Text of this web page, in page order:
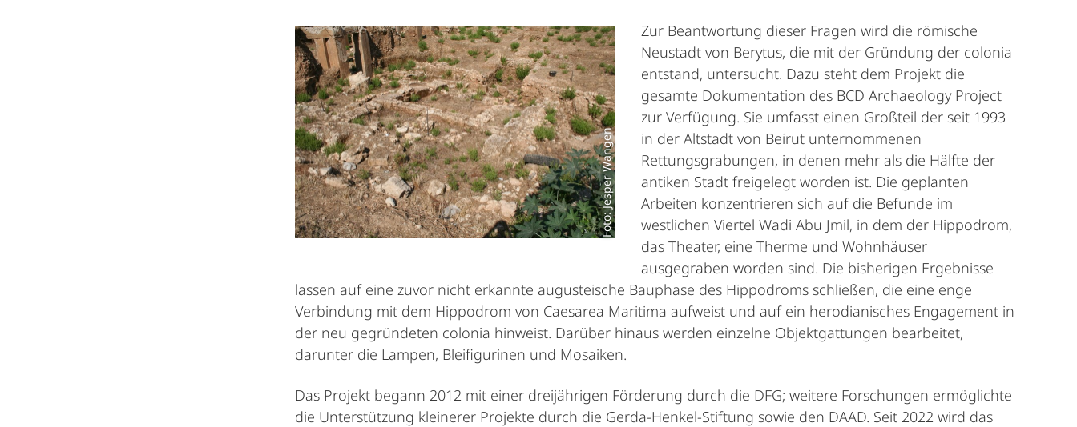
Foto: Jesper Wangen
Zur Beantwortung dieser Fragen wird die römische
Neustadt von Berytus, die mit der Gründung der colonia
entstand, untersucht. Dazu steht dem Projekt die
gesamte Dokumentation des BCD Archaeology Project
zur Verfügung. Sie umfasst einen Großteil der seit 1993
in der Altstadt von Beirut unternommenen
Rettungsgrabungen, in denen mehr als die Hälfte der
antiken Stadt freigelegt worden ist. Die geplanten
Arbeiten konzentrieren sich auf die Befunde im
westlichen Viertel Wadi Abu Jmil, in dem der Hippodrom,
das Theater, eine Therme und Wohnhäuser
ausgegraben worden sind. Die bisherigen Ergebnisse
lassen auf eine zuvor nicht erkannte augusteische Bauphase des Hippodroms schließen, die eine enge
Verbindung mit dem Hippodrom von Caesarea Maritima aufweist und auf ein herodianisches Engagement in
der neu gegründeten colonia hinweist. Darüber hinaus werden einzelne Objektgattungen bearbeitet,
darunter die Lampen, Bleifigurinen und Mosaiken.
Das Projekt begann 2012 mit einer dreijährigen Förderung durch die DFG; weitere Forschungen ermöglichte
die Unterstützung kleinerer Projekte durch die Gerda-Henkel-Stiftung sowie den DAAD. Seit 2022 wird das